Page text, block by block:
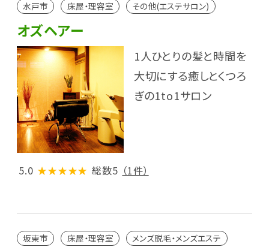
水戸市 床屋・理容室 その他(エステサロン)
オズヘアー
1人ひとりの髪と時間を
大切にする癒しとくつろ
ぎの1to1サロン
5.0 ★★★★★ 総数5 （1件）
坂東市 床屋・理容室 メンズ脱毛・メンズエステ